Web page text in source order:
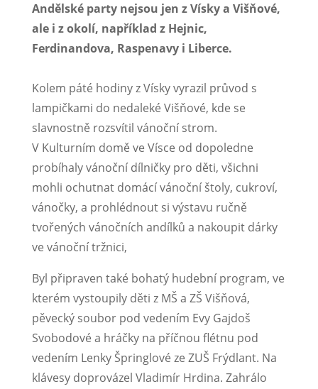
Andělské party nejsou jen z Vísky a Višňové,
ale i z okolí, například z Hejnic,
Ferdinandova, Raspenavy i Liberce.
Kolem páté hodiny z Vísky vyrazil průvod s
lampičkami do nedaleké Višňové, kde se
slavnostně rozsvítil vánoční strom.
V Kulturním domě ve Vísce od dopoledne
probíhaly vánoční dílničky pro děti, všichni
mohli ochutnat domácí vánoční štoly, cukroví,
vánočky, a prohlédnout si výstavu ručně
tvořených vánočních andílků a nakoupit dárky
ve vánoční tržnici,
Byl připraven také bohatý hudební program, ve
kterém vystoupily děti z MŠ a ZŠ Višňová,
pěvecký soubor pod vedením Evy Gajdoš
Svobodové a hráčky na příčnou flétnu pod
vedením Lenky Špringlové ze ZUŠ Frýdlant. Na
klávesy doprovázel Vladimír Hrdina. Zahrálo